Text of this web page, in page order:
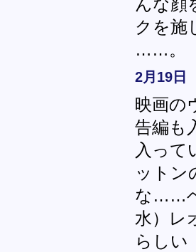
んな顔
クを施
……。
2月19日
映画の
告編も
入って
ットン
な……
水）レ
らしい